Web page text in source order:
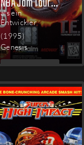
als ein
Entwickler
(1995)
Genesis
MEHR